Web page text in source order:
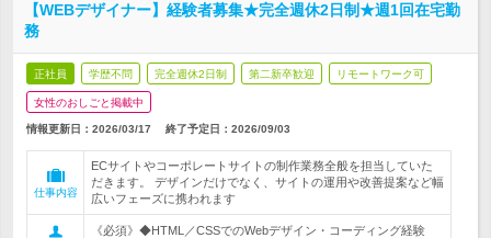
【WEBデザイナー】経験者募集★完全週休2日制★週1回在宅勤
務
正社員 学歴不問 完全週休2日制 第二新卒歓迎 リモートワーク可
女性のおしごと掲載中
情報更新日：2026/03/17 終了予定日： 2026/09/03
仕事内容
ECサイトやコーポレートサイトの制作業務全般を担当していた
だきます。 デザインだけでなく、サイトの運用や改善提案など幅
広いフェーズに携われます
《必須》◆HTML／CSSでのWebデザイン・コーディング経験